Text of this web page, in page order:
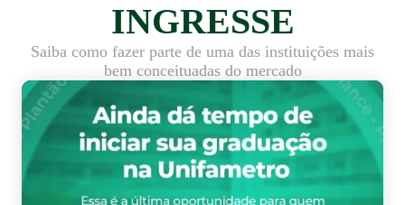
INGRESSE
Saiba como fazer parte de uma das instituições mais
bem conceituadas do mercado